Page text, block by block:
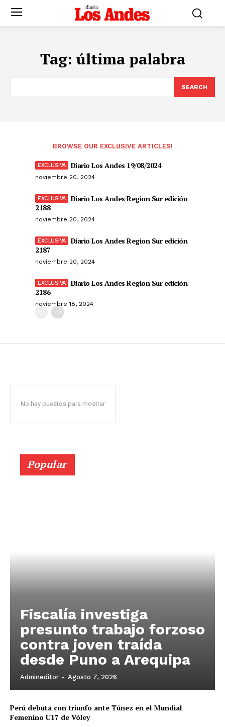
Tag: última palabra
SEARCH
BROWSE OUR EXCLUSIVE ARTICLES!
Diario Los Andes 19/08/2024
noviembre 20, 2024
Diario Los Andes Region Sur edición
2188
noviembre 20, 2024
Diario Los Andes Region Sur edición
2187
noviembre 20, 2024
Diario Los Andes Region Sur edición
2186
noviembre 18, 2024
No hay puestos para mostrar
Popular
Fiscalía investiga
presunto trabajo forzoso
contra joven traída
desde Puno a Arequipa
Admineditor - Agosto 7, 2026
Perú debuta con triunfo ante Túnez en el Mundial
Femenino U17 de Vóley